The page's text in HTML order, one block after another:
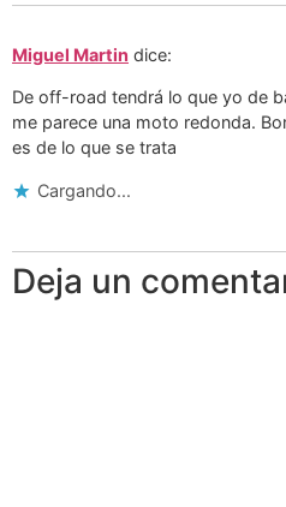
Miguel Martin dice:
De off-road tendrá lo que yo de
me parece una moto redonda.
es de lo que se trata
Cargando...
Deja un